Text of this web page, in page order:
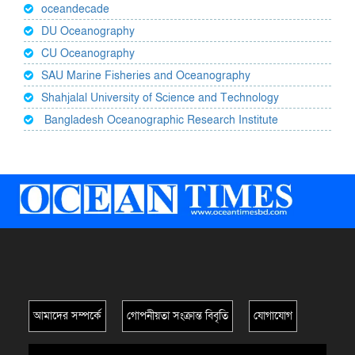
oceandecade
DU Oceanography
CU Oceanography
SAU Marine Fisheries and Oceanography
Shahjalal University of Science and Technology
Bangladesh Oceanographic Research Institute
আমাদের সম্পর্কে গোপনীয়তা সংক্রান্ত বিবৃতি যোগাযোগ